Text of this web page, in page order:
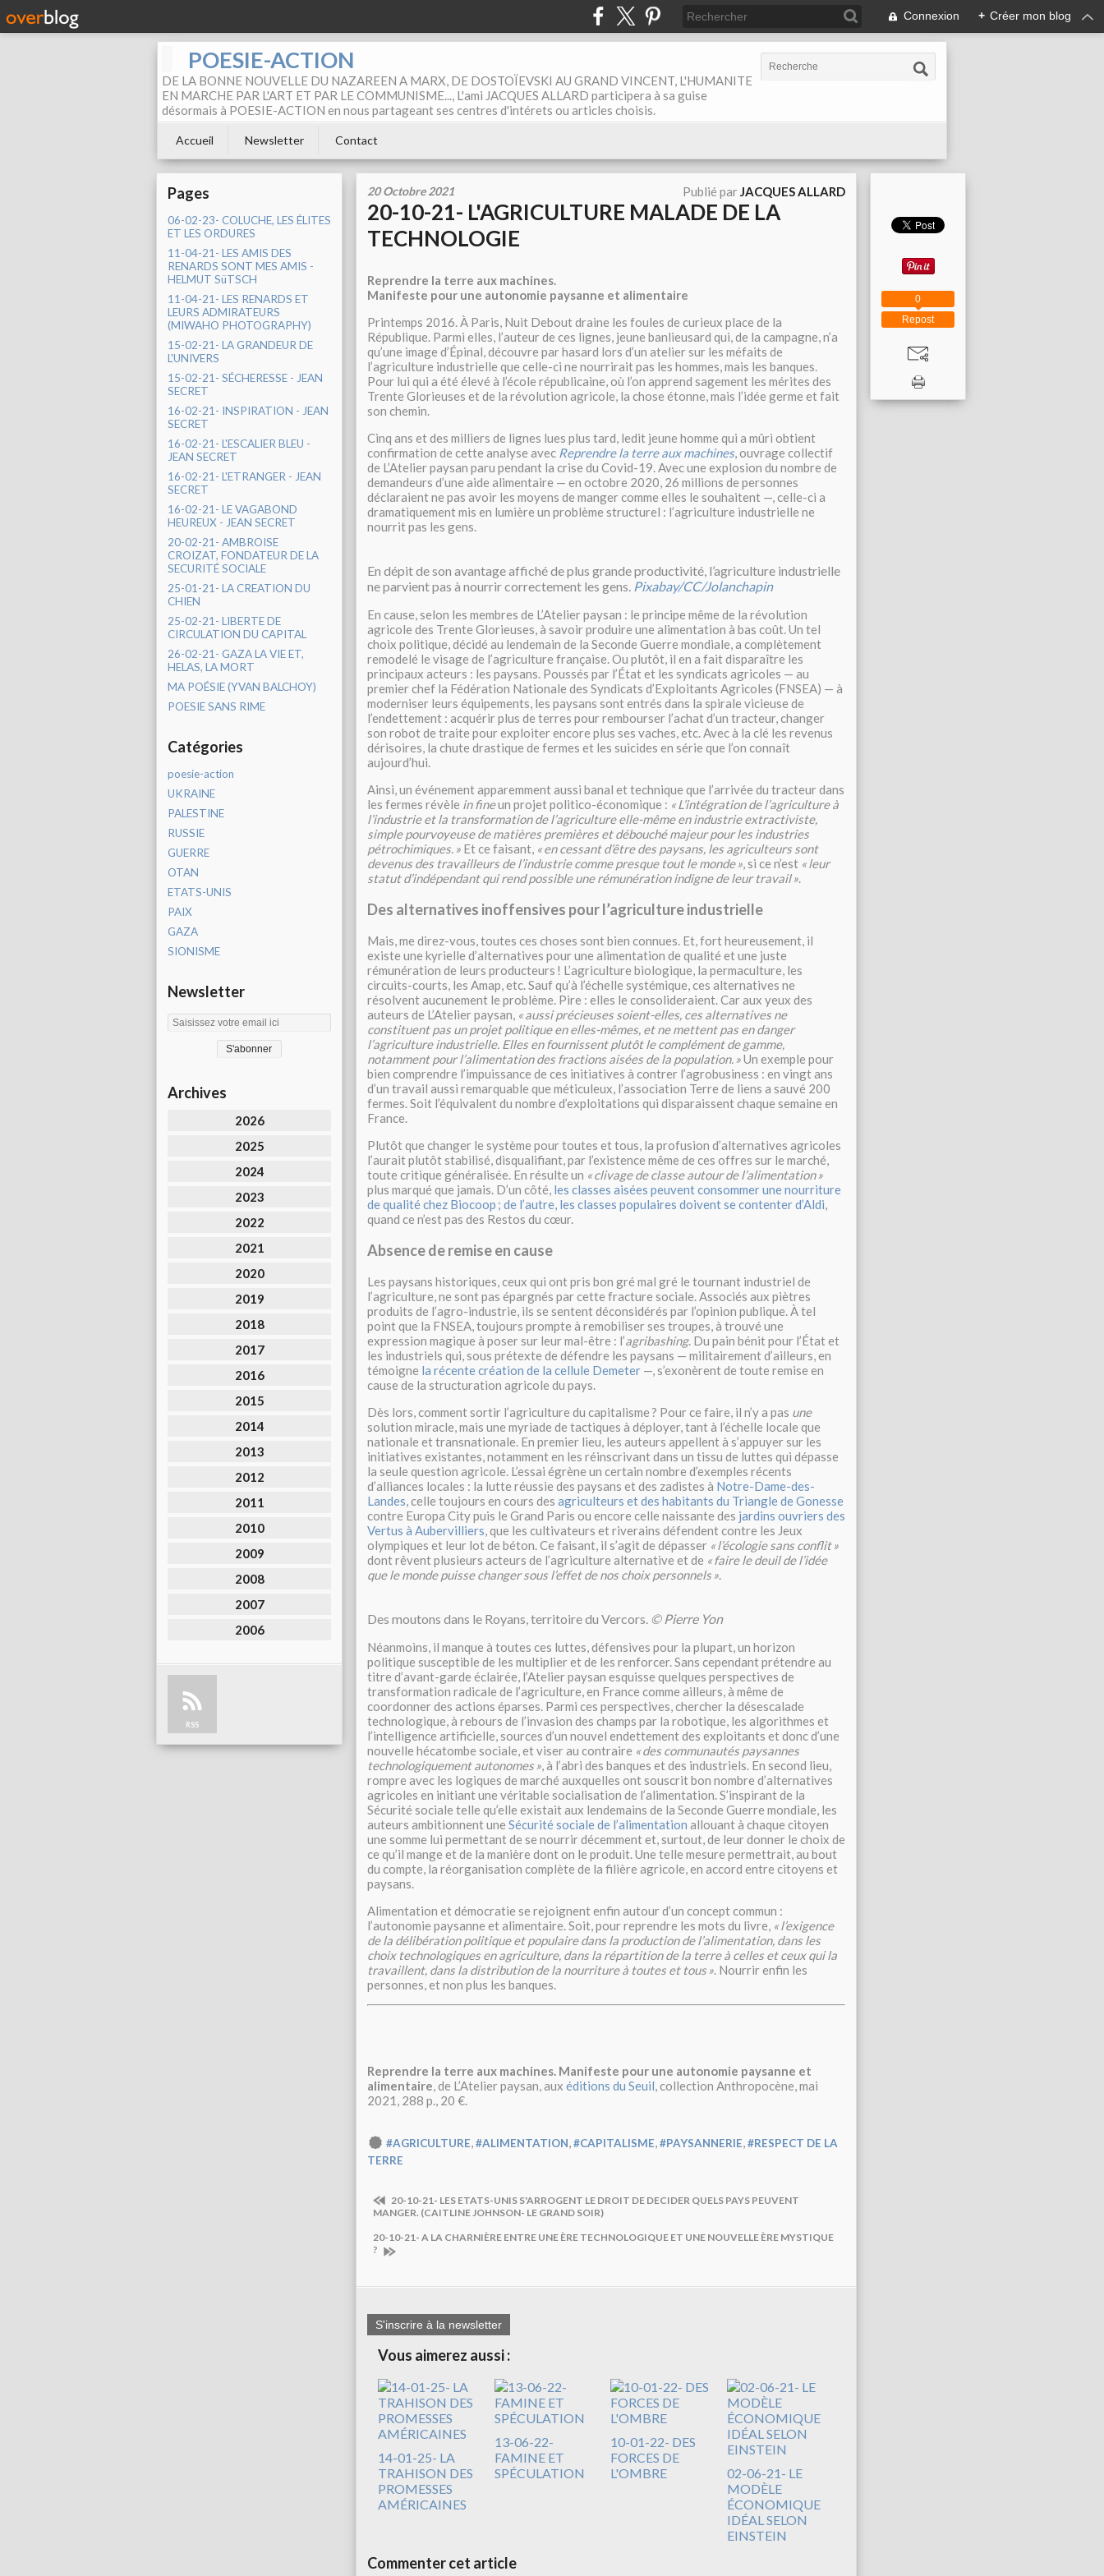
Connexion + Créer mon blog
POESIE-ACTION
DE LA BONNE NOUVELLE DU NAZAREEN A MARX, DE DOSTOÏEVSKI AU GRAND VINCENT, L'HUMANITE
EN MARCHE PAR L'ART ET PAR LE COMMUNISME..., L'ami JACQUES ALLARD participera à sa guise
désormais à POESIE-ACTION en nous partageant ses centres d'intérets ou articles choisis.
Accueil Newsletter Contact
Pages
06-02-23- COLUCHE, LES ÉLITES
ET LES ORDURES
11-04-21- LES AMIS DES
RENARDS SONT MES AMIS -
HELMUT SüTSCH
11-04-21- LES RENARDS ET
LEURS ADMIRATEURS
(MIWAHO PHOTOGRAPHY)
15-02-21- LA GRANDEUR DE
L'UNIVERS
15-02-21- SÉCHERESSE - JEAN
SECRET
16-02-21- INSPIRATION - JEAN
SECRET
16-02-21- L'ESCALIER BLEU -
JEAN SECRET
16-02-21- L'ETRANGER - JEAN
SECRET
16-02-21- LE VAGABOND
HEUREUX - JEAN SECRET
20-02-21- AMBROISE
CROIZAT, FONDATEUR DE LA
SECURITÉ SOCIALE
25-01-21- LA CREATION DU
CHIEN
25-02-21- LIBERTE DE
CIRCULATION DU CAPITAL
26-02-21- GAZA LA VIE ET,
HELAS, LA MORT
MA POÉSIE (YVAN BALCHOY)
POESIE SANS RIME
Catégories
poesie-action
UKRAINE
PALESTINE
RUSSIE
GUERRE
OTAN
ETATS-UNIS
PAIX
GAZA
SIONISME
Newsletter
Archives
2026
2025
2024
2023
2022
2021
2020
2019
2018
2017
2016
2015
2014
2013
2012
2011
2010
2009
2008
2007
2006
RSS
20 Octobre 2021 Publié parJACQUES ALLARD
20-10-21- L'AGRICULTURE MALADE DE LA
TECHNOLOGIE
Reprendre la terre aux machines.
Manifeste pour une autonomie paysanne et alimentaire
Printemps 2016. À Paris, Nuit Debout draine les foules de curieux place de la
République. Parmi elles, l’auteur de ces lignes, jeune banlieusard qui, de la campagne, n’a
qu’une image d’Épinal, découvre par hasard lors d’un atelier sur les méfaits de
l’agriculture industrielle que celle-ci ne nourrirait pas les hommes, mais les banques.
Pour lui qui a été élevé à l’école républicaine, où l’on apprend sagement les mérites des
Trente Glorieuses et de la révolution agricole, la chose étonne, mais l’idée germe et fait
son chemin.
Cinq ans et des milliers de lignes lues plus tard, ledit jeune homme qui a mûri obtient
confirmation de cette analyse avec Reprendre la terre aux machines, ouvrage collectif
de L’Atelier paysan paru pendant la crise du Covid-19. Avec une explosion du nombre de
demandeurs d’une aide alimentaire — en octobre 2020, 26 millions de personnes
déclaraient ne pas avoir les moyens de manger comme elles le souhaitent —, celle-ci a
dramatiquement mis en lumière un problème structurel : l’agriculture industrielle ne
nourrit pas les gens.
En dépit de son avantage affiché de plus grande productivité, l’agriculture industrielle
ne parvient pas à nourrir correctement les gens. Pixabay/CC/Jolanchapin
En cause, selon les membres de L’Atelier paysan : le principe même de la révolution
agricole des Trente Glorieuses, à savoir produire une alimentation à bas coût. Un tel
choix politique, décidé au lendemain de la Seconde Guerre mondiale, a complètement
remodelé le visage de l’agriculture française. Ou plutôt, il en a fait disparaître les
principaux acteurs : les paysans. Poussés par l’État et les syndicats agricoles — au
premier chef la Fédération Nationale des Syndicats d’Exploitants Agricoles (FNSEA) — à
moderniser leurs équipements, les paysans sont entrés dans la spirale vicieuse de
l’endettement : acquérir plus de terres pour rembourser l’achat d’un tracteur, changer
son robot de traite pour exploiter encore plus ses vaches, etc. Avec à la clé les revenus
dérisoires, la chute drastique de fermes et les suicides en série que l’on connaît
aujourd’hui.
Ainsi, un événement apparemment aussi banal et technique que l’arrivée du tracteur dans
les fermes révèle in fineun projet politico-économique : «L’intégration de l’agriculture à
l’industrie et la transformation de l’agriculture elle-même en industrie extractiviste,
simple pourvoyeuse de matières premières et débouché majeur pour les industries
pétrochimiques.» Et ce faisant, «en cessant d’être des paysans, les agriculteurs sont
devenus des travailleurs de l’industrie comme presque tout le monde», si ce n’est «leur
statut d’indépendant qui rend possible une rémunération indigne de leur travail».
Des alternatives inoffensives pour l’agriculture industrielle
Mais, me direz-vous, toutes ces choses sont bien connues. Et, fort heureusement, il
existe une kyrielle d’alternatives pour une alimentation de qualité et une juste
rémunération de leurs producteurs ! L’agriculture biologique, la permaculture, les
circuits-courts, les Amap, etc. Sauf qu’à l’échelle systémique, ces alternatives ne
résolvent aucunement le problème. Pire : elles le consolideraient. Car aux yeux des
auteurs de L’Atelier paysan, «aussi précieuses soient-elles, ces alternatives ne
constituent pas un projet politique en elles-mêmes, et ne mettent pas en danger
l’agriculture industrielle. Elles en fournissent plutôt le complément de gamme,
notamment pour l’alimentation des fractions aisées de la population.»Un exemple pour
bien comprendre l’impuissance de ces initiatives à contrer l’agrobusiness : en vingt ans
d’un travail aussi remarquable que méticuleux, l’association Terre de liens a sauvé 200
fermes. Soit l’équivalent du nombre d’exploitations qui disparaissent chaque semaine en
France.
Plutôt que changer le système pour toutes et tous, la profusion d’alternatives agricoles
l’aurait plutôt stabilisé, disqualifiant, par l’existence même de ces offres sur le marché,
toute critique généralisée. En résulte un «clivage de classe autour de l’alimentation»
plus marqué que jamais. D’un côté, les classes aisées peuvent consommer une nourriture
de qualité chez Biocoop ; de l’autre, les classes populaires doivent se contenter d’Aldi,
quand ce n’est pas des Restos du cœur.
Absence de remise en cause
Les paysans historiques, ceux qui ont pris bon gré mal gré le tournant industriel de
l’agriculture, ne sont pas épargnés par cette fracture sociale. Associés aux piètres
produits de l’agro-industrie, ils se sentent déconsidérés par l’opinion publique. À tel
point que la FNSEA, toujours prompte à remobiliser ses troupes, à trouvé une
expression magique à poser sur leur mal-être : l’agribashing. Du pain bénit pour l’État et
les industriels qui, sous prétexte de défendre les paysans — militairement d’ailleurs, en
témoigne la récente création de la cellule Demeter —, s’exonèrent de toute remise en
cause de la structuration agricole du pays.
Dès lors, comment sortir l’agriculture du capitalisme ? Pour ce faire, il n’y a pas une
solution miracle, mais une myriade de tactiques à déployer, tant à l’échelle locale que
nationale et transnationale. En premier lieu, les auteurs appellent à s’appuyer sur les
initiatives existantes, notamment en les réinscrivant dans un tissu de luttes qui dépasse
la seule question agricole. L’essai égrène un certain nombre d’exemples récents
d’alliances locales : la lutte réussie des paysans et des zadistes à Notre-Dame-des-
Landes, celle toujours en cours des agriculteurs et des habitants du Triangle de Gonesse
contre Europa City puis le Grand Paris ou encore celle naissante des jardins ouvriers des
Vertus à Aubervilliers, que les cultivateurs et riverains défendent contre les Jeux
olympiques et leur lot de béton. Ce faisant, il s’agit de dépasser «l’écologie sans conflit»
dont rêvent plusieurs acteurs de l’agriculture alternative et de «faire le deuil de l’idée
que le monde puisse changer sous l’effet de nos choix personnels».
Des moutons dans le Royans, territoire du Vercors. © Pierre Yon
Néanmoins, il manque à toutes ces luttes, défensives pour la plupart, un horizon
politique susceptible de les multiplier et de les renforcer. Sans cependant prétendre au
titre d’avant-garde éclairée, l’Atelier paysan esquisse quelques perspectives de
transformation radicale de l’agriculture, en France comme ailleurs, à même de
coordonner des actions éparses. Parmi ces perspectives, chercher la désescalade
technologique, à rebours de l’invasion des champs par la robotique, les algorithmes et
l’intelligence artificielle, sources d’un nouvel endettement des exploitants et donc d’une
nouvelle hécatombe sociale, et viser au contraire «des communautés paysannes
technologiquement autonomes», à l’abri des banques et des industriels. En second lieu,
rompre avec les logiques de marché auxquelles ont souscrit bon nombre d’alternatives
agricoles en initiant une véritable socialisation de l’alimentation. S’inspirant de la
Sécurité sociale telle qu’elle existait aux lendemains de la Seconde Guerre mondiale, les
auteurs ambitionnent une Sécurité sociale de l’alimentation allouant à chaque citoyen
une somme lui permettant de se nourrir décemment et, surtout, de leur donner le choix de
ce qu’il mange et de la manière dont on le produit. Une telle mesure permettrait, au bout
du compte, la réorganisation complète de la filière agricole, en accord entre citoyens et
paysans.
Alimentation et démocratie se rejoignent enfin autour d’un concept commun :
l’autonomie paysanne et alimentaire. Soit, pour reprendre les mots du livre, «l’exigence
de la délibération politique et populaire dans la production de l’alimentation, dans les
choix technologiques en agriculture, dans la répartition de la terre à celles et ceux qui la
travaillent, dans la distribution de la nourriture à toutes et tous». Nourrir enfin les
personnes, et non plus les banques.
Reprendre la terre aux machines. Manifeste pour une autonomie paysanne et
alimentaire, de L’Atelier paysan, aux éditions du Seuil, collection Anthropocène, mai
2021, 288 p., 20 €.
#AGRICULTURE,#ALIMENTATION,#CAPITALISME,#PAYSANNERIE,#RESPECT DE LA
TERRE
20-10-21- LES ETATS-UNIS S'ARROGENT LE DROIT DE DECIDER QUELS PAYS PEUVENT
MANGER. (CAITLINE JOHNSON- LE GRAND SOIR)
20-10-21- A LA CHARNIÈRE ENTRE UNE ÈRE TECHNOLOGIQUE ET UNE NOUVELLE ÈRE MYSTIQUE
?
S'inscrire à la newsletter
Vous aimerez aussi :
14-01-25- LA
TRAHISON DES
PROMESSES
AMÉRICAINES
13-06-22-
FAMINE ET
SPÉCULATION
10-01-22- DES
FORCES DE
L'OMBRE
02-06-21- LE
MODÈLE
ÉCONOMIQUE
IDÉAL SELON
EINSTEIN
Commenter cet article
Repost
0